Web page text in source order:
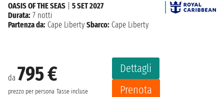
da 795 €
prezzo per persona Tasse incluse
Dettagli
Prenota
OASIS OF THE SEAS
5 SET 2027
Durata: 7 notti
Partenza da: Cape Liberty Sbarco: Cape Liberty